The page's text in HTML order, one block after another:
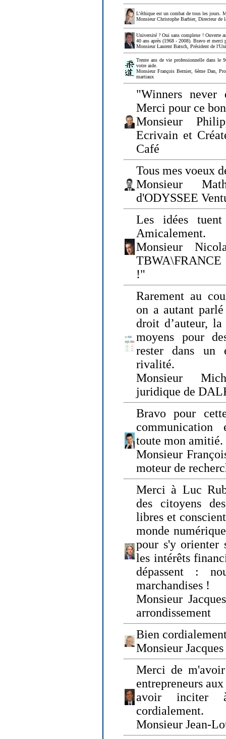
L'éthique est un combat de tous les jours.
Monsieur Christophe Barbier, Directeur de
Université ? Oui sans complexe ! Ouverte
40 ans après (1968 - 2008). Bravo et merci
Monsieur Laurent Batsch, Président de
Trente ans de vie professionnelle dans le
votre aide.
Monsieur François Bernier, 6ème Dan,
martiaux
"Winners
Merci pour ce
Monsieur
Ecrivain et
Café
Tous mes voeux
Monsieur
d'ODYSSEE
Les idées
Amicalement.
Monsieur
TBWA\FRANCE
!"
Rarement au
on a autant
droit d’auteur,
moyens pour
rester dans un
rivalité.
Monsieur
juridique de
Bravo pour
communication
toute mon amitié.
Monsieur
moteur de
Merci à Luc
des citoyens
libres et
monde
pour s'y orienter
les intérêts
dépassent :
marchandises !
Monsieur
arrondissement
Bien
Monsieur
Merci de
entrepreneurs
avoir inciter
cordialement.
Monsieur Jean-